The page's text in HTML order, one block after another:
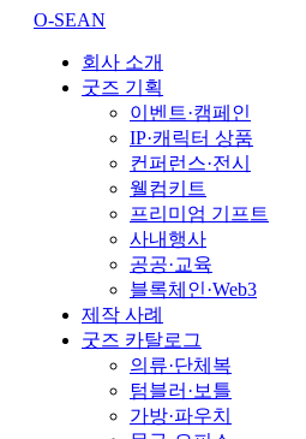
O-SEAN
회사 소개
굿즈 기획
이벤트·캠페인
IP·캐릭터 상품
컨퍼런스·전시
웰컴키트
프리미엄 기프트
사내행사
공공·교육
블록체인·Web3
제작 사례
굿즈 카탈로그
의류·단체복
텀블러·보틀
가방·파우치